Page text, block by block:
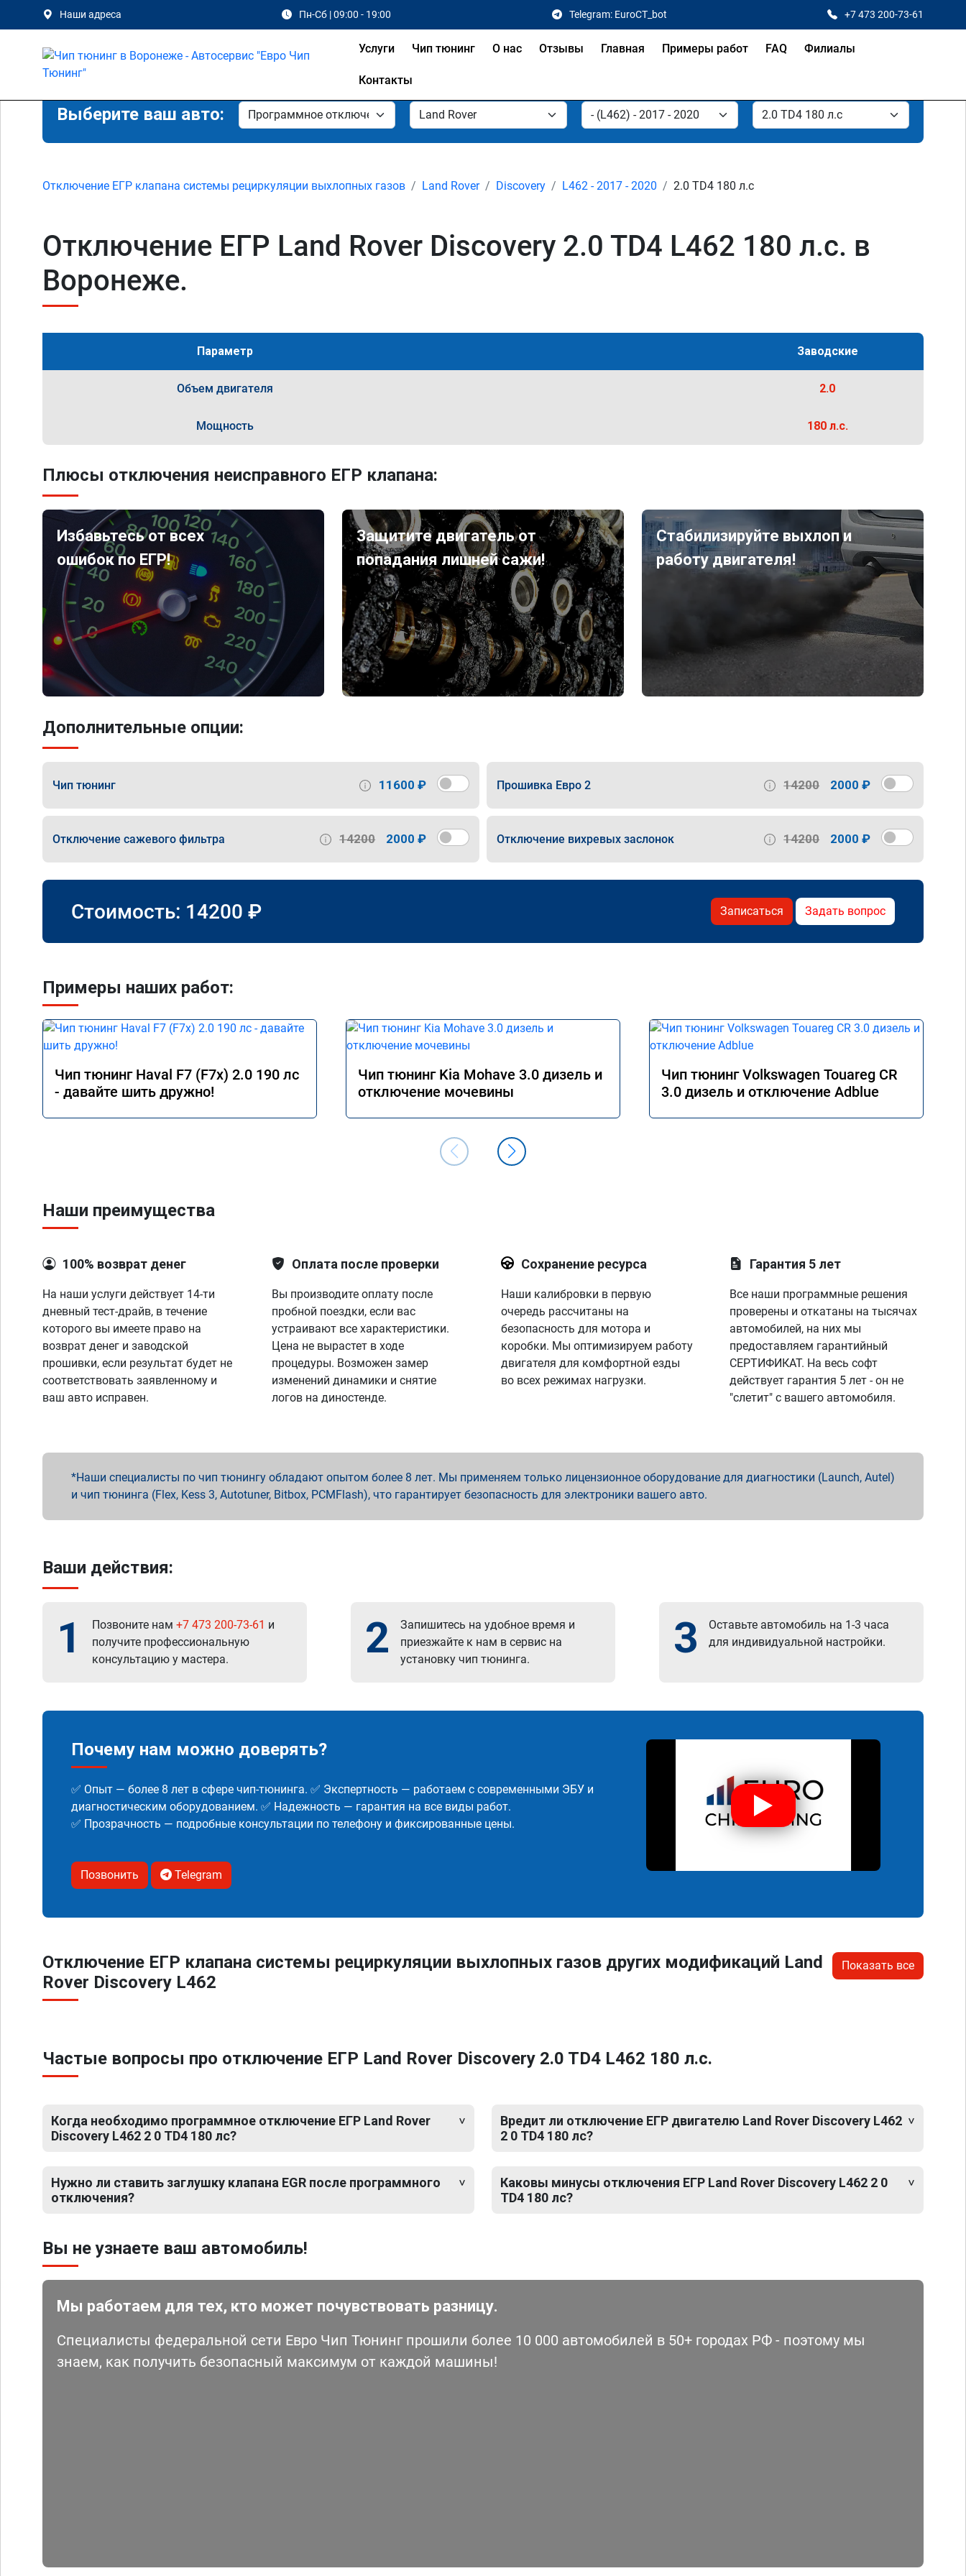
Наши адреса Пн-Сб | 09:00 - 19:00 Telegram: EuroCT_bot +7 473 200-73-61
Услуги Чип тюнинг О нас Отзывы Главная Примеры работ FAQ Филиалы
Контакты
Выберите ваш авто:
Отключение ЕГР клапана системы рециркуляции выхлопных газов Land Rover Discovery L462 - 2017 - 2020 2.0 TD4 180 л.с
Отключение ЕГР Land Rover Discovery 2.0 TD4 L462 180 л.с. в
Воронеже.
Параметр Заводские
Объем двигателя 2.0
Мощность 180 л.с.
Плюсы отключения неисправного ЕГР клапана:
Избавьтесь от всех
ошибок по ЕГР!
Защитите двигатель от
попадания лишней сажи!
Стабилизируйте выхлоп и
работу двигателя!
Дополнительные опции:
Чип тюнинг 11600 ₽ Прошивка Евро 2 14200 2000 ₽
Отключение сажевого фильтра 14200 2000 ₽ Отключение вихревых заслонок 14200 2000 ₽
Стоимость: 14200 ₽ Записаться Задать вопрос
Примеры наших работ:
Чип тюнинг Haval F7 (F7x) 2.0 190 лс
- давайте шить дружно!
Чип тюнинг Kia Mohave 3.0 дизель и
отключение мочевины
Чип тюнинг Volkswagen Touareg CR
3.0 дизель и отключение Adblue
Наши преимущества
100% возврат денег
На наши услуги действует 14-ти
дневный тест-драйв, в течение
которого вы имеете право на
возврат денег и заводской
прошивки, если результат будет не
соответствовать заявленному и
ваш авто исправен.
Оплата после проверки
Вы производите оплату после
пробной поездки, если вас
устраивают все характеристики.
Цена не вырастет в ходе
процедуры. Возможен замер
изменений динамики и снятие
логов на диностенде.
Сохранение ресурса
Наши калибровки в первую
очередь рассчитаны на
безопасность для мотора и
коробки. Мы оптимизируем работу
двигателя для комфортной езды
во всех режимах нагрузки.
Гарантия 5 лет
Все наши программные решения
проверены и откатаны на тысячах
автомобилей, на них мы
предоставляем гарантийный
СЕРТИФИКАТ. На весь софт
действует гарантия 5 лет - он не
"слетит" с вашего автомобиля.
Наши специалисты по чип тюнингу обладают опытом более 8 лет. Мы применяем только лицензионное оборудование для диагностики (Launch, Autel)
и чип тюнинга (Flex, Kess 3, Autotuner, Bitbox, PCMFlash), что гарантирует безопасность для электроники вашего авто.
Ваши действия:
1 Позвоните нам +7 473 200-73-61 и
получите профессиональную
консультацию у мастера.
2
Запишитесь на удобное время и
приезжайте к нам в сервис на
установку чип тюнинга.
3
Оставьте автомобиль на 1-3 часа
для индивидуальной настройки.
Почему нам можно доверять?
✅ Опыт — более 8 лет в сфере чип-тюнинга. ✅ Экспертность — работаем с современными ЭБУ и
диагностическим оборудованием. ✅ Надежность — гарантия на все виды работ.
✅ Прозрачность — подробные консультации по телефону и фиксированные цены.
Позвонить Telegram
Отключение ЕГР клапана системы рециркуляции выхлопных газов других модификаций Land
Rover Discovery L462
Показать все
Частые вопросы про отключение ЕГР Land Rover Discovery 2.0 TD4 L462 180 л.с.
Когда необходимо программное отключение ЕГР Land Rover
Discovery L462 2 0 TD4 180 лс?
Нужно ли ставить заглушку клапана EGR после программного
отключения?
Вредит ли отключение ЕГР двигателю Land Rover Discovery L462
2 0 TD4 180 лс?
Каковы минусы отключения ЕГР Land Rover Discovery L462 2 0
TD4 180 лс?
Вы не узнаете ваш автомобиль!
Мы работаем для тех, кто может почувствовать разницу.
Специалисты федеральной сети Евро Чип Тюнинг прошили более 10 000 автомобилей в 50+ городах РФ - поэтому мы
знаем, как получить безопасный максимум от каждой машины!